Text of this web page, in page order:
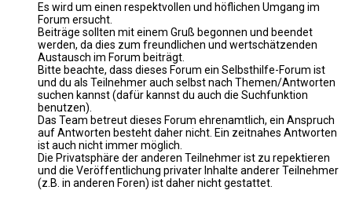
Es wird um einen respektvollen und höflichen Umgang im
Forum ersucht.
Beiträge sollten mit einem Gruß begonnen und beendet
werden, da dies zum freundlichen und wertschätzenden
Austausch im Forum beiträgt.
Bitte beachte, dass dieses Forum ein Selbsthilfe-Forum ist
und du als Teilnehmer auch selbst nach Themen/Antworten
suchen kannst (dafür kannst du auch die Suchfunktion
benutzen).
Das Team betreut dieses Forum ehrenamtlich, ein Anspruch
auf Antworten besteht daher nicht. Ein zeitnahes Antworten
ist auch nicht immer möglich.
Die Privatsphäre der anderen Teilnehmer ist zu repektieren
und die Veröffentlichung privater Inhalte anderer Teilnehmer
(z.B. in anderen Foren) ist daher nicht gestattet.